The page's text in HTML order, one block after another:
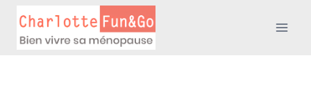
contenu